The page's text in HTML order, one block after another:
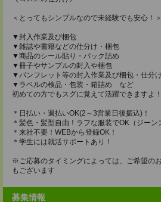
＜とってもシンプルなので未経験でも安心！＞
▼封入作業及び梱包
▼雑誌や書籍などの仕分け・梱包
▼商品のシール貼り・パック詰め
▼冊子やサンプルの封入や梱包
▼パンフレット等の封入作業及び梱包・仕分け
▼ラベルの検品・包装・箱詰め など
初めての方でもスグに覚えて活躍できますよ！
＊日払い・週払いOK(2～3営業日後振込)！
＊髪色・髪型自由！ラフな服装でOK（ジーン
＊来社不要！WEBから登録OK！
＊学生には就活サポートあり！
※ご応募のタイミングによっては、ご希望の
もございます
募集情報